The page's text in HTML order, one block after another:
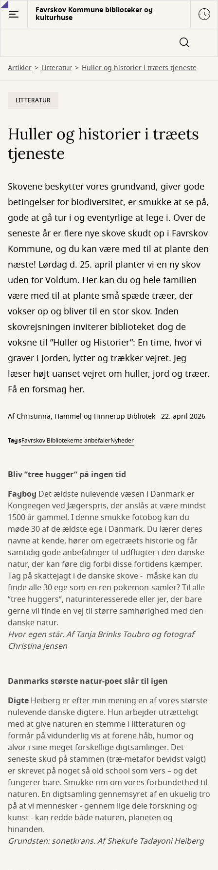
Gå
hovedindhold
Favrskov Kommune biblioteker og
kulturhuse
Artikler Litteratur Huller og historier i træets tjeneste
LITTERATUR
Huller og historier i træets
tjeneste
Skovene beskytter vores grundvand, giver gode
betingelser for biodiversitet, er smukke at se på,
gode at gå tur i og eventyrlige at lege i. Over de
seneste år er flere nye skove skudt op i Favrskov
Kommune, og du kan være med til at plante den
næste! Lørdag d. 25. april planter vi en ny skov
uden for Voldum. Her kan du og hele familien
være med til at plante små spæde træer, der
vokser op og bliver til en stor skov. Inden
skovrejsningen inviterer biblioteket dog de
voksne til ”Huller og Historier”: En time, hvor vi
graver i jorden, lytter og trækker vejret. Jeg
læser højt uanset vejret om huller, jord og træer.
Få en forsmag her.
Af Christinna, Hammel og Hinnerup Bibliotek 22. april 2026
TagsFavrskov Bibliotekerne anbefalerNyheder
Bliv ”tree hugger” på ingen tid
Fagbog Det ældste nulevende væsen i Danmark er
Kongeegen ved Jægerspris, der anslås at være mindst
1500 år gammel. I denne smukke fotobog kan du
møde 30 af de ældste ege i Danmark. Du lærer deres
navne at kende, hører om egetræets historie og får
samtidig gode anbefalinger til udflugter i den danske
natur, der kan føre dig forbi disse fortidens kæmper.
Tag på skattejagt i de danske skove - måske kan du
finde alle 30 ege som en ren pokemon-samler? Til alle
”tree huggers”, naturinteresserede eller jer, der bare
gerne vil finde en vej til større samhørighed med den
danske natur.
Hvor egen står. Af Tanja Brinks Toubro og fotograf
Christina Jensen
Danmarks største natur-poet slår til igen
Digte Heiberg er efter min mening en af vores største
nulevende danske digtere. Hun arbejder utrætteligt
med at give naturen en stemme i litteraturen og
formår på vidunderlig vis at forene håb, humor og
alvor i sine meget forskellige digtsamlinger. Det
seneste skud på stammen (træ-metafor bevidst valgt)
er skrevet på noget så old school som vers – og det
fungerer bare. Smukke rim om vores forbundethed til
naturen. En digtsamling gennemsyret af en ukuelig tro
på at vi mennesker - gennem lige dele forskning og
kunst - kan redde både naturen, planeten og
hinanden.
Grundsten: sonetkrans. Af Shekufe Tadayoni Heiberg